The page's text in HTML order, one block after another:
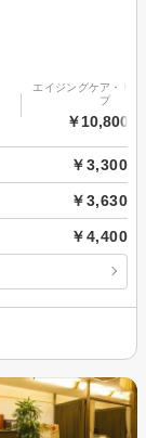
エイジングケア・リ
プ
￥10,800～
￥3,300
￥3,630
￥4,400